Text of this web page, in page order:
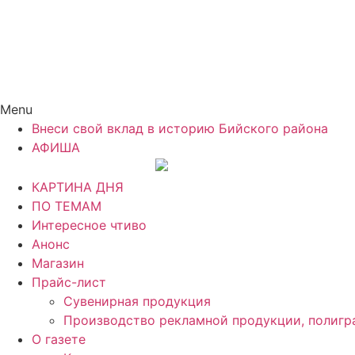
Menu
Внеси свой вклад в историю Бийского района
АФИША
КАРТИНА ДНЯ
ПО ТЕМАМ
Интересное чтиво
Анонс
Магазин
Прайс-лист
Сувенирная продукция
Производство рекламной продукции,
О газете